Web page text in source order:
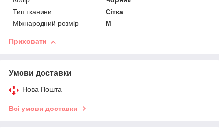
Тип тканини
Сітка
Міжнародний розмір
M
Приховати
Умови доставки
Нова Пошта
Всі умови доставки